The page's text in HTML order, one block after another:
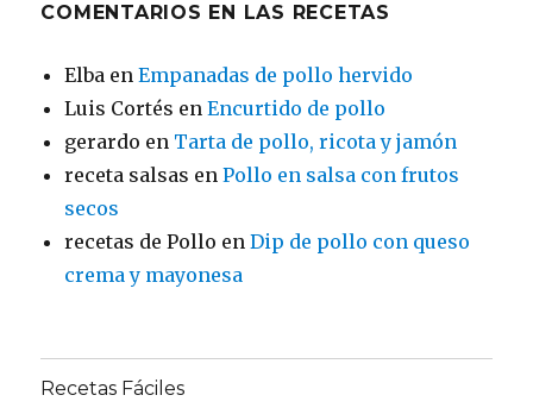
COMENTARIOS EN LAS RECETAS
Elba enEmpanadas de pollo hervido
Luis Cortés enEncurtido de pollo
gerardo en Tarta de pollo, ricota y jamón
receta salsas enPollo en salsa con frutos
secos
recetas de Pollo enDip de pollo con queso
crema y mayonesa
Recetas Fáciles